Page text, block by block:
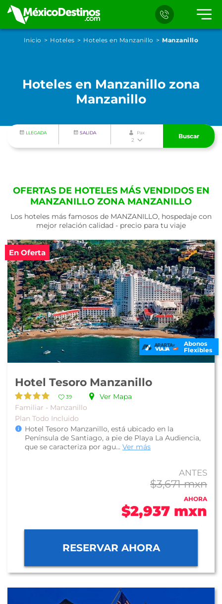
Inicio Hoteles Hoteles en Manzanillo Manzanillo
Hoteles en Manzanillo zona
Manzanillo
LLEGADA SALIDA Pax
2
Buscar
OFERTAS DE HOTELES MÁS VENDIDOS EN
MANZANILLO ZONA MANZANILLO
Los hoteles más famosos de MANZANILLO, hospedaje con
mejor relación calidad - precio para tu viaje
En Oferta
Abonos
Flexibles
Hotel Tesoro Manzanillo
39
Ver Mapa
Familiar - Manzanillo
Plan Todo Incluido
Hotel Tesoro Manzanillo, está ubicado en la
Península de Santiago, a pie de Playa La Audiencia,
que se caracteriza por agu... Ver más
ANTES
$3,671 mxn
AHORA
$2,937 mxn
RESERVAR AHORA